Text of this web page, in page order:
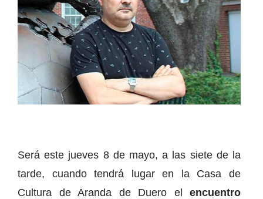
Será este jueves 8 de mayo, a las siete de la
tarde, cuando tendrá lugar en la Casa de
Cultura de Aranda de Duero el encuentro